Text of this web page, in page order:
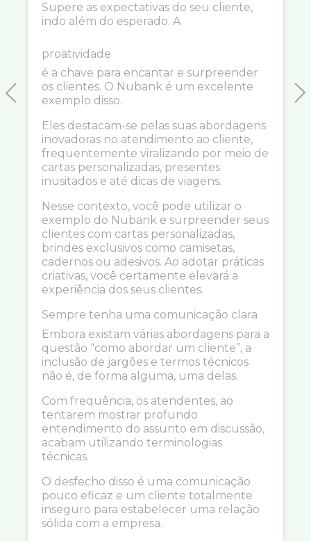
Previous
Supere as expectativas do seu cliente,
indo além do esperado. A
proatividade
é a chave para encantar e surpreender
os clientes. O Nubank é um excelente
exemplo disso.
Eles destacam-se pelas suas abordagens
inovadoras no atendimento ao cliente,
frequentemente viralizando por meio de
cartas personalizadas, presentes
inusitados e até dicas de viagens.
Nesse contexto, você pode utilizar o
exemplo do Nubank e surpreender seus
clientes com cartas personalizadas,
brindes exclusivos como camisetas,
cadernos ou adesivos. Ao adotar práticas
criativas, você certamente elevará a
experiência dos seus clientes.
Sempre tenha uma comunicação clara
Embora existam várias abordagens para a
questão “como abordar um cliente”, a
inclusão de jargões e termos técnicos
não é, de forma alguma, uma delas.
Com frequência, os atendentes, ao
tentarem mostrar profundo
entendimento do assunto em discussão,
acabam utilizando terminologias
técnicas.
O desfecho disso é uma comunicação
pouco eficaz e um cliente totalmente
inseguro para estabelecer uma relação
sólida com a empresa.